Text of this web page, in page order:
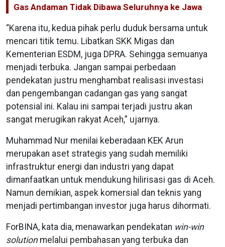
Gas Andaman Tidak Dibawa Seluruhnya ke Jawa
“Karena itu, kedua pihak perlu duduk bersama untuk
mencari titik temu. Libatkan SKK Migas dan
Kementerian ESDM, juga DPRA. Sehingga semuanya
menjadi terbuka. Jangan sampai perbedaan
pendekatan justru menghambat realisasi investasi
dan pengembangan cadangan gas yang sangat
potensial ini. Kalau ini sampai terjadi justru akan
sangat merugikan rakyat Aceh,” ujarnya.
Muhammad Nur menilai keberadaan KEK Arun
merupakan aset strategis yang sudah memiliki
infrastruktur energi dan industri yang dapat
dimanfaatkan untuk mendukung hilirisasi gas di Aceh.
Namun demikian, aspek komersial dan teknis yang
menjadi pertimbangan investor juga harus dihormati.
ForBINA, kata dia, menawarkan pendekatan win-win
solutionmelalui pembahasan yang terbuka dan